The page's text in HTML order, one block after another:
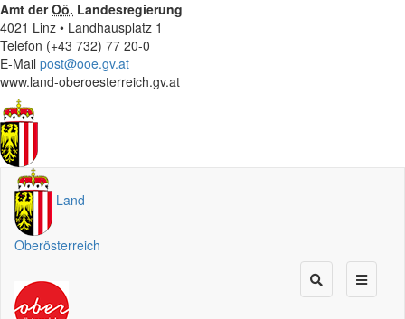
Amt derOö. Landesregierung
4021 Linz • Landhausplatz 1
Telefon (+43 732) 77 20-0
E-Mail post@ooe.gv.at
www.land-oberoesterreich.gv.at
Land
Oberösterreich